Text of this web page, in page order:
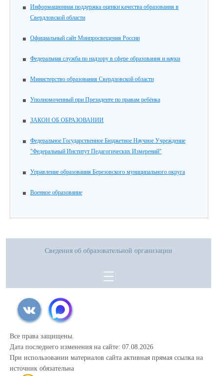
Информационная поддержка оценки качества образования в
Свердловской области
Официальный сайт Минпросвещения России
Федеральная служба по надзору в сфере образования и науки
Министерство образования Свердловской области
Уполномоченный при Президенте по правам ребёнка
ЗАКОН ОБ ОБРАЗОВАНИИ
Федеральное Государственное Бюджетное Научное Учреждение
"Федеральный Институт Педагогических Измерений"
Управление образования Березовского муниципального округа
Военное образование
Сведения об образовательной организации
Все права защищены.
Дата последнего изменения на сайте: 07.08.2026
При использовании материалов сайта активная прямая ссылка на
источник обязательна